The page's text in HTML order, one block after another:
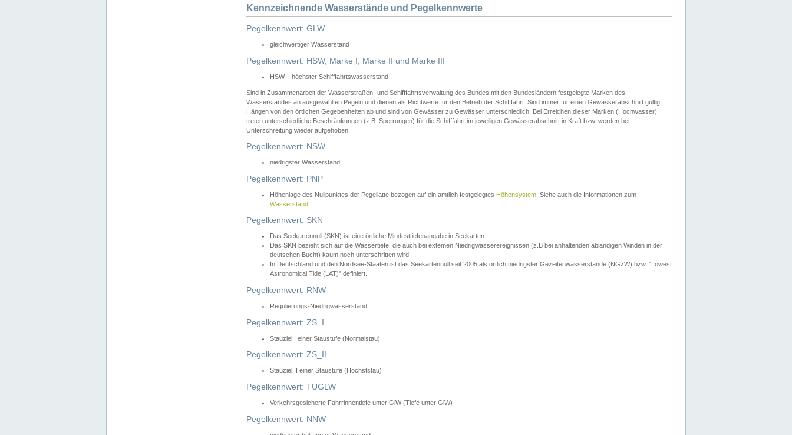
Kennzeichnende Wasserstände und Pegelkennwerte
Pegelkennwert: GLW
gleichwertiger Wasserstand
Pegelkennwert: HSW, Marke I, Marke II und Marke III
HSW – höchster Schifffahrtswasserstand
Sind in Zusammenarbeit der Wasserstraßen- und Schifffahrtsverwaltung des Bundes mit den Bundesländern festgelegte Marken des
Wasserstandes an ausgewählten Pegeln und dienen als Richtwerte für den Betrieb der Schifffahrt. Sind immer für einen Gewässerabschnitt gültig.
Hängen von den örtlichen Gegebenheiten ab und sind von Gewässer zu Gewässer unterschiedlich. Bei Erreichen dieser Marken (Hochwasser)
treten unterschiedliche Beschränkungen (z.B. Sperrungen) für die Schifffahrt im jeweiligen Gewässerabschnitt in Kraft bzw. werden bei
Unterschreitung wieder aufgehoben.
Pegelkennwert: NSW
niedrigster Wasserstand
Pegelkennwert: PNP
Höhenlage des Nullpunktes der Pegellatte bezogen auf ein amtlich festgelegtes Höhensystem . Siehe auch die Informationen zum
Wasserstand
Pegelkennwert: SKN
Das Seekartennull (SKN) ist eine örtliche Mindesttiefenangabe in Seekarten.
Das SKN bezieht sich auf die Wassertiefe, die auch bei extemen Niedrigwasserereignissen (z.B bei anhaltenden ablandigen Winden in der
deutschen Bucht) kaum noch unterschritten wird.
In Deutschland und den Nordsee-Staaten ist das Seekartennull seit 2005 als örtlich niedrigster Gezeitenwasserstande (NGzW) bzw. "Lowest
Astronomical Tide (LAT)" definiert.
Pegelkennwert: RNW
Regulierungs-Niedrigwasserstand
Pegelkennwert: ZS_I
Stauziel I einer Staustufe (Normalstau)
Pegelkennwert: ZS_II
Stauziel II einer Staustufe (Höchststau)
Pegelkennwert: TUGLW
Verkehrsgesicherte Fahrrinnentiefe unter GlW (Tiefe unter GlW)
Pegelkennwert: NNW